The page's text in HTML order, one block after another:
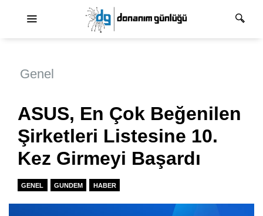
Genel
ASUS, En Çok Beğenilen
Şirketleri Listesine 10.
Kez Girmeyi Başardı
GENEL GUNDEM HABER